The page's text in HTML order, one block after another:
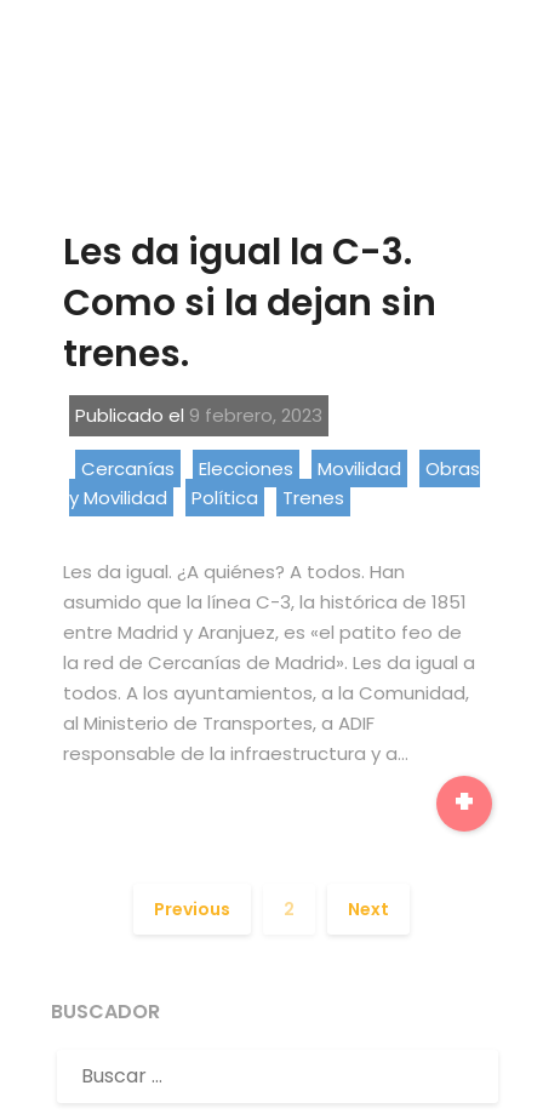
Les da igual la C-3.
Como si la dejan sin
trenes.
Publicado el 9 febrero, 2023
Cercanías Elecciones Movilidad
Obras
y Movilidad
Política Trenes
Les da igual. ¿A quiénes? A todos. Han
asumido que la línea C-3, la histórica de 1851
entre Madrid y Aranjuez, es «el patito feo de
la red de Cercanías de Madrid». Les da igual a
todos. A los ayuntamientos, a la Comunidad,
al Ministerio de Transportes, a ADIF
responsable de la infraestructura y a…
+
Previous 2 Next
BUSCADOR